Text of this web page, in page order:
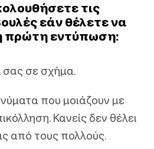
τις
εάν θέλετε να
πρώτη εντύπωση:
σας σε σχήμα.
που μοιάζουν με
Κανείς δεν θέλει
από τους πολλούς.